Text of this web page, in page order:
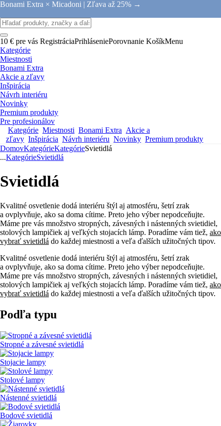
Bonami Extra × Micadoni | Zľava až 25% →
10 € pre vás RegistráciaPrihláseniePorovnanie KošíkMenu
Kategórie
Miestnosti
Bonami Extra
Akcie a zľavy
Inšpirácia
Návrh interiéru
Novinky
Premium produkty
Pre profesionálov
Kategórie Miestnosti Bonami Extra Akcie a
zľavy Inšpirácia Návrh interiéru Novinky Premium produkty
DomovKategórieKategórieSvietidlá
...KategórieSvietidlá
Svietidlá
Kvalitné osvetlenie dodá interiéru štýl aj atmosféru, šetrí zrak
a ovplyvňuje, ako sa doma cítime. Preto jeho výber nepodceňujte.
Máme pre vás množstvo stropných, závesných i nástenných svietidiel,
stolových lampičiek aj veľkých stojacích lámp. Poradíme vám tiež, ako
vybrať svietidlá do každej miestnosti a veľa ďalších užitočných tipov.
Kvalitné osvetlenie dodá interiéru štýl aj atmosféru, šetrí zrak
a ovplyvňuje, ako sa doma cítime. Preto jeho výber nepodceňujte.
Máme pre vás množstvo stropných, závesných i nástenných svietidiel,
stolových lampičiek aj veľkých stojacích lámp. Poradíme vám tiež, ako
vybrať svietidlá do každej miestnosti a veľa ďalších užitočných tipov.
Podľa typu
Stropné a závesné svietidlá
Stojacie lampy
Stolové lampy
Nástenné svietidlá
Bodové svietidlá